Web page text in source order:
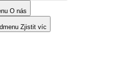
O nás
Zjistit víc